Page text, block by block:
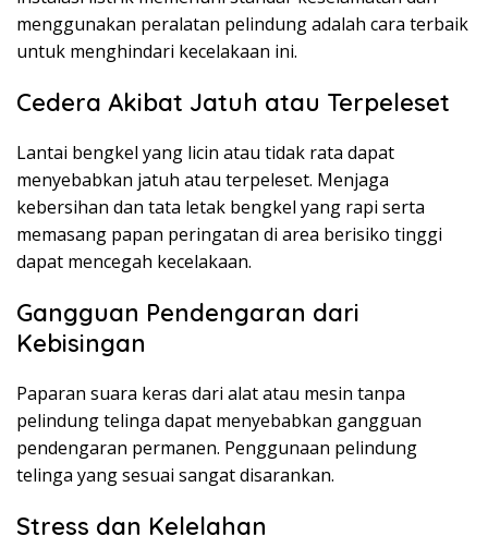
menggunakan peralatan pelindung adalah cara terbaik
untuk menghindari kecelakaan ini.
Cedera Akibat Jatuh atau Terpeleset
Lantai bengkel yang licin atau tidak rata dapat
menyebabkan jatuh atau terpeleset. Menjaga
kebersihan dan tata letak bengkel yang rapi serta
memasang papan peringatan di area berisiko tinggi
dapat mencegah kecelakaan.
Gangguan Pendengaran dari
Kebisingan
Paparan suara keras dari alat atau mesin tanpa
pelindung telinga dapat menyebabkan gangguan
pendengaran permanen. Penggunaan pelindung
telinga yang sesuai sangat disarankan.
Stress dan Kelelahan